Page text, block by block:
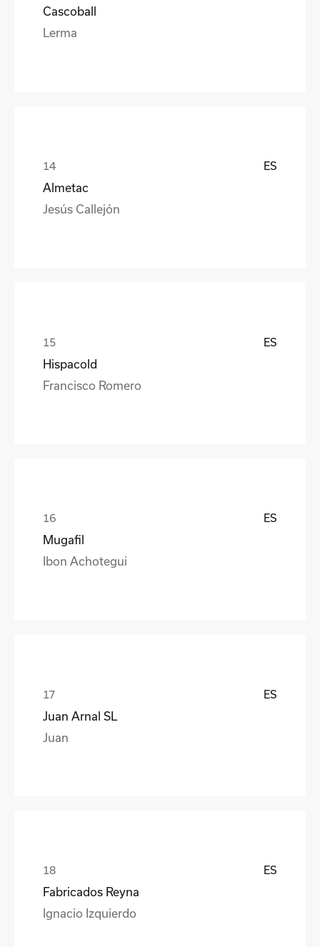
Cascoball
Lerma
ES
Almetac
Jesús Callejón
ES
Hispacold
Francisco Romero
ES
Mugafil
Ibon Achotegui
ES
Juan Arnal SL
Juan
ES
Fabricados Reyna
Ignacio Izquierdo